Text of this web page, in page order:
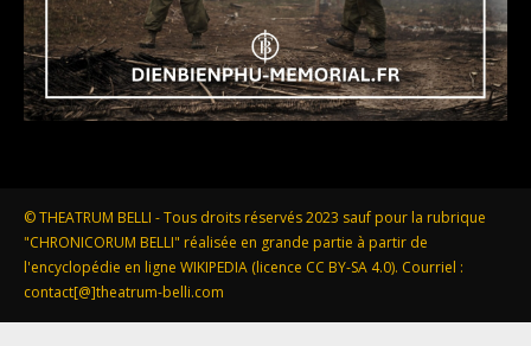
© THEATRUM BELLI - Tous droits réservés 2023 sauf pour la rubrique
"CHRONICORUM BELLI" réalisée en grande partie à partir de
l'encyclopédie en ligne WIKIPEDIA (licence CC BY-SA 4.0). Courriel :
contact[@]theatrum-belli.com